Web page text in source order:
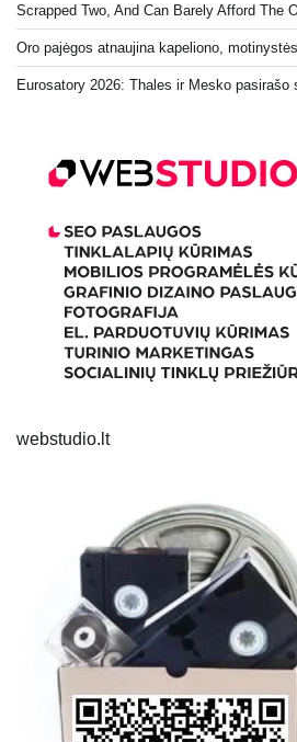
Scrapped Two, And Can Barely Afford The
Oro pajėgos atnaujina kapeliono,
Eurosatory 2026: Thales ir Mesko pasirašo
webstudio.lt